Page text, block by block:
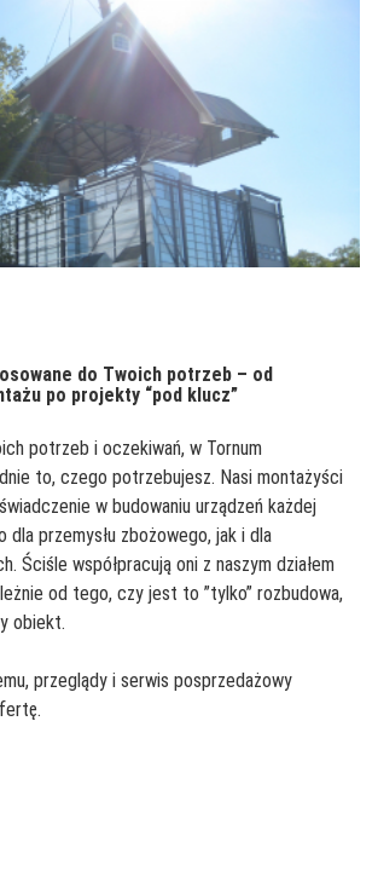
do Twoich potrzeb – od
po projekty “pod klucz”
potrzeb i oczekiwań, w Tornum
to, czego potrzebujesz. Nasi montażyści
w budowaniu urządzeń każdej
dla przemysłu zbożowego, jak i dla
Ściśle współpracują oni z naszym działem
od tego, czy jest to ”tylko” rozbudowa,
obiekt.
przeglądy i serwis posprzedażowy